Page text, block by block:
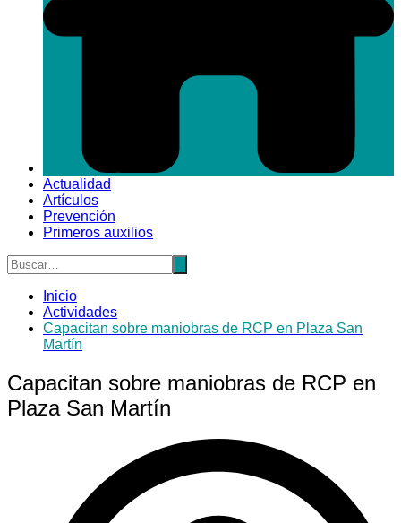
Actualidad
Artículos
Prevención
Primeros auxilios
Inicio
Actividades
Capacitan sobre maniobras de RCP en Plaza San
Martín
Capacitan sobre maniobras de RCP en
Plaza San Martín